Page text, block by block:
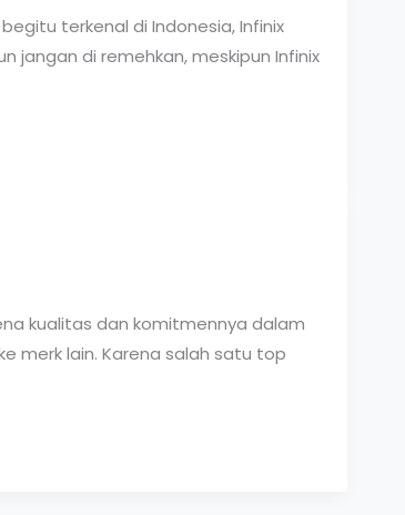
terkenal di Indonesia, Infinix
jangan di remehkan, meskipun Infinix
kualitas dan komitmennya dalam
merk lain. Karena salah satu top